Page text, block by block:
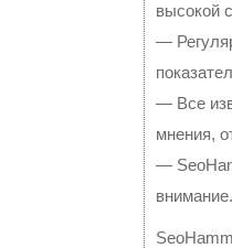
высокой
—
— Все
мнения,
—
внимание.